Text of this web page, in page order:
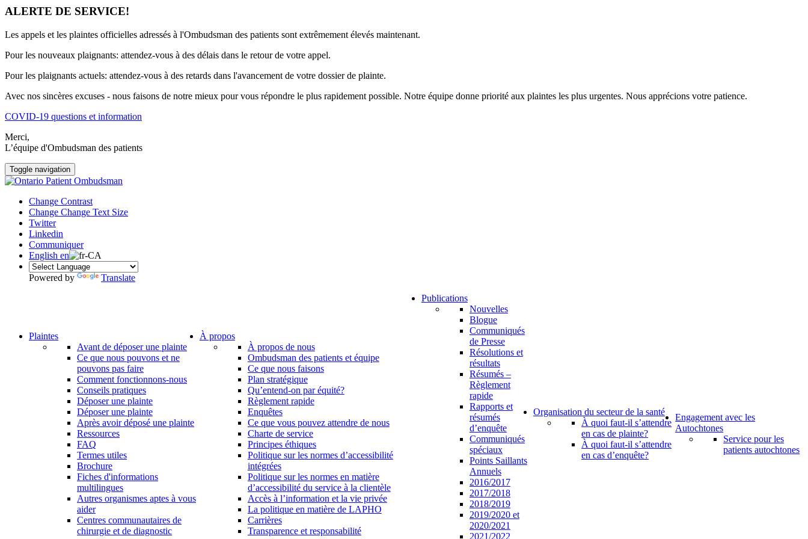
ALERTE DE SERVICE!
Les appels et les plaintes officielles adressés à l'Ombudsman des patients sont extrêmement élevés maintenant.
Pour les nouveaux plaignants: attendez-vous à des délais dans le retour de votre appel.
Pour les plaignants actuels: attendez-vous à des retards dans l'avancement de votre dossier de plainte.
Avec nos sincères excuses - nous faisons de notre mieux pour vous répondre le plus rapidement possible. Notre équipe donne priorité aux plaintes les plus urgentes. Nous apprécions votre patience.
COVID-19 questions et information
Merci,
L’équipe d'Ombudsman des patients
Toggle navigation
Change Contrast
Change Change Text Size
Twitter
Linkedin
Communiquer
English en
Powered by Translate
Plaintes
Avant de déposer une plainte
Ce que nous pouvons et ne
pouvons pas faire
Comment fonctionnons-nous
Conseils pratiques
Déposer une plainte
Déposer une plainte
Après avoir déposé une plainte
Ressources
FAQ
Termes utiles
Brochure
Fiches d'informations
multilingues
Autres organismes aptes à vous
aider
Centres communautaires de
chirurgie et de diagnostic
À propos
À propos de nous
Ombudsman des patients et équipe
Ce que nous faisons
Plan stratégique
Qu’entend-on par équité?
Règlement rapide
Enquêtes
Ce que vous pouvez attendre de nous
Charte de service
Principes éthiques
Politique sur les normes d’accessibilité
intégrées
Politique sur les normes en matière
d’accessibilité du service à la clientèle
Accès à l’information et la vie privée
La politique en matière de LAPHO
Carrières
Transparence et responsabilité
Publications
Nouvelles
Blogue
Communiqués
de Presse
Résolutions et
résultats
Résumés –
Règlement
rapide
Rapports et
résumés
d’enquête
Communiqués
spéciaux
Points Saillants
Annuels
2016/2017
2017/2018
2018/2019
2019/2020 et
2020/2021
2021/2022
Organisation du secteur de la santé
À quoi faut-il s’attendre
en cas de plainte?
À quoi faut-il s’attendre
en cas d’enquête?
Engagement avec les
Autochtones
Service pour les
patients autochtones